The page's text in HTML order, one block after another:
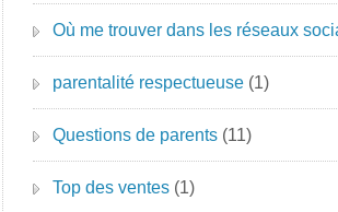
Où me trouver dans les réseaux
parentalité respectueuse (1)
Questions de parents (11)
Top des ventes (1)